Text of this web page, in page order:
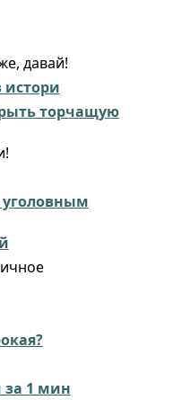
давай!
торчащую
уголовным
за 1 мин